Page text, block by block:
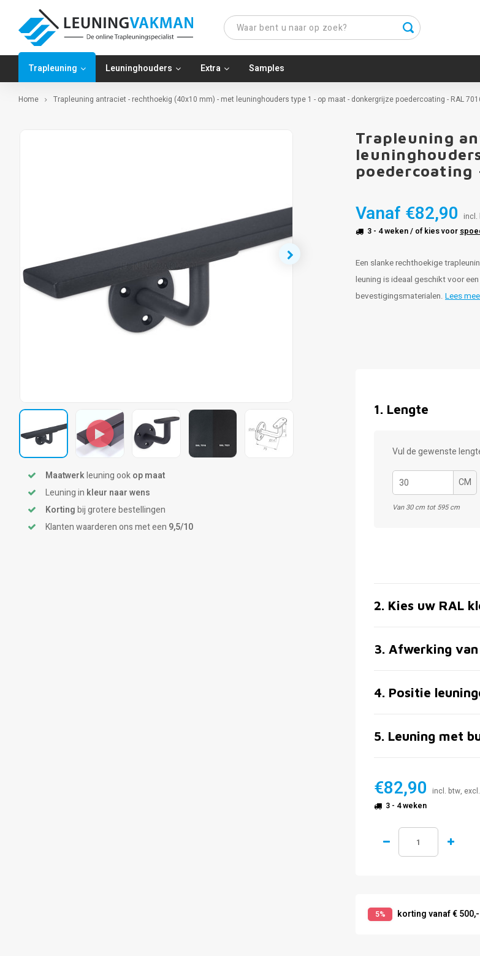
Trapleuning Leuninghouders Extra Samples
Home Trapleuning antraciet - rechthoekig (40x10 mm) - met leuninghouders type 1 - op maat - donkergrijze poedercoating - RAL
Maatwerkleuning ookop maat
Leuning in kleur naar wens
Kortingbij grotere bestellingen
Klanten waarderen ons met een 9,5/10
Trapleuning
poedercoating
Vanaf €82,90 incl.
3 - 4 weken/ of kies voor
Een slanke rechthoekige
leuning is ideaal geschikt voor
bevestigingsmaterialen. Lees
1. Lengte
Vul de gewenste
CM
Van 30 cm tot 595 cm
2. Kies uw RAL
3. Afwerking
4. Positie
5. Leuning met
€82,90 incl. btw, excl.
3 - 4 weken
5% korting vanaf € 500,-